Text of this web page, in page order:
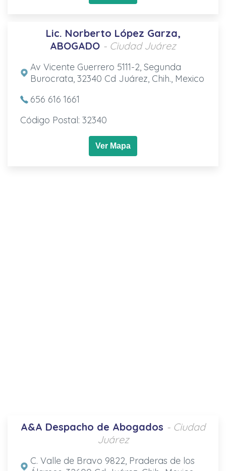
Lic. Norberto López Garza,
ABOGADO - Ciudad Juárez
Av Vicente Guerrero 5111-2, Segunda
Burocrata, 32340 Cd Juárez, Chih., Mexico
656 616 1661
Código Postal: 32340
Ver Mapa
A&A Despacho de Abogados - Ciudad
Juárez
C. Valle de Bravo 9822, Praderas de los